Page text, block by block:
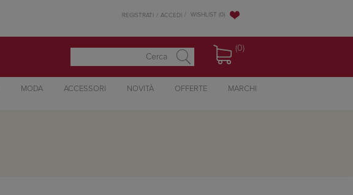
REGISTRATI ACCEDI WISHLIST (0)
(0)
MODA ACCESSORI NOVITÀ OFFERTE MARCHI